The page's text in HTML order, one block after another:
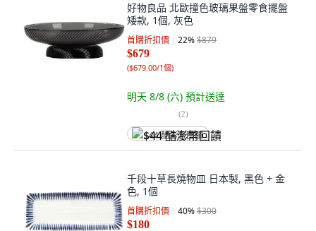
好物良品 北歐撞色玻璃果盤零食擺盤
矮款, 1個, 灰色
首購折扣價 22%$879
$679
($679.00/1個)
明天 8/8 (六) 預計送達
(2)
$44 酷澎幣回饋
千段十草長燒物皿 日本製, 黑色 + 金
色, 1個
首購折扣價 40%$300
$180